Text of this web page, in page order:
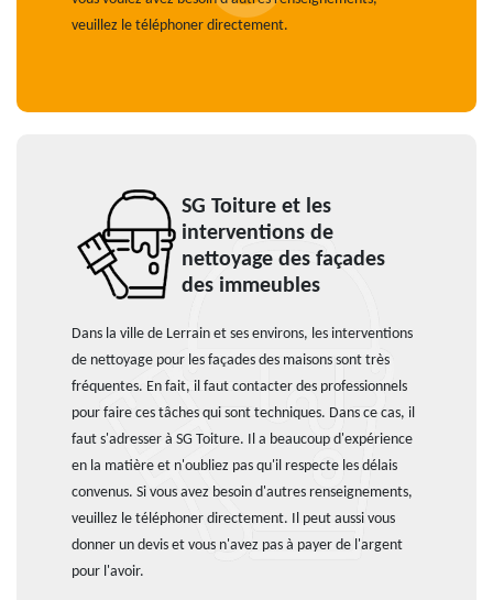
veuillez le téléphoner directement.
SG Toiture et les
interventions de
nettoyage des façades
des immeubles
Dans la ville de Lerrain et ses environs, les interventions
de nettoyage pour les façades des maisons sont très
fréquentes. En fait, il faut contacter des professionnels
pour faire ces tâches qui sont techniques. Dans ce cas, il
faut s'adresser à SG Toiture. Il a beaucoup d'expérience
en la matière et n'oubliez pas qu'il respecte les délais
convenus. Si vous avez besoin d'autres renseignements,
veuillez le téléphoner directement. Il peut aussi vous
donner un devis et vous n'avez pas à payer de l'argent
pour l'avoir.